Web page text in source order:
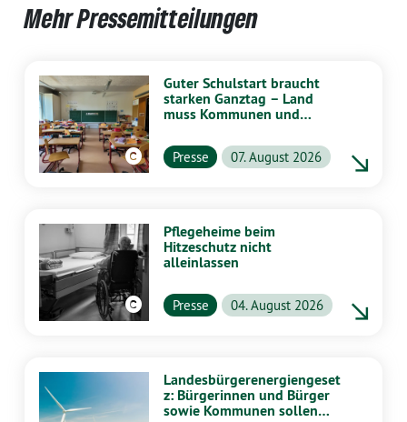
Mehr Pressemitteilungen
Guter Schulstart braucht
starken Ganztag – Land
muss Kommunen und
unterstützen
Presse 07. August 2026
Pflegeheime beim
Hitzeschutz nicht
alleinlassen
Presse 04. August 2026
Landesbürgerenergiengeset
z: Bürgerinnen und Bürger
sowie Kommunen sollen